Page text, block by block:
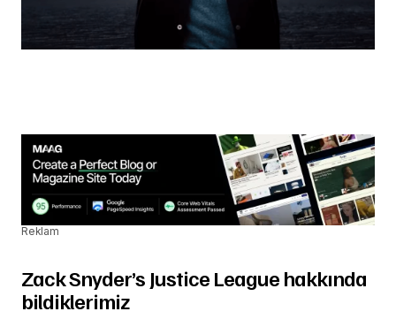
Reklam
Zack Snyder’s Justice League hakkında
bildiklerimiz